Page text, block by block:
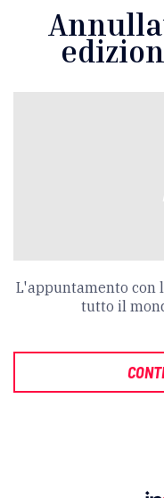
L'appuntamento con
tutto il